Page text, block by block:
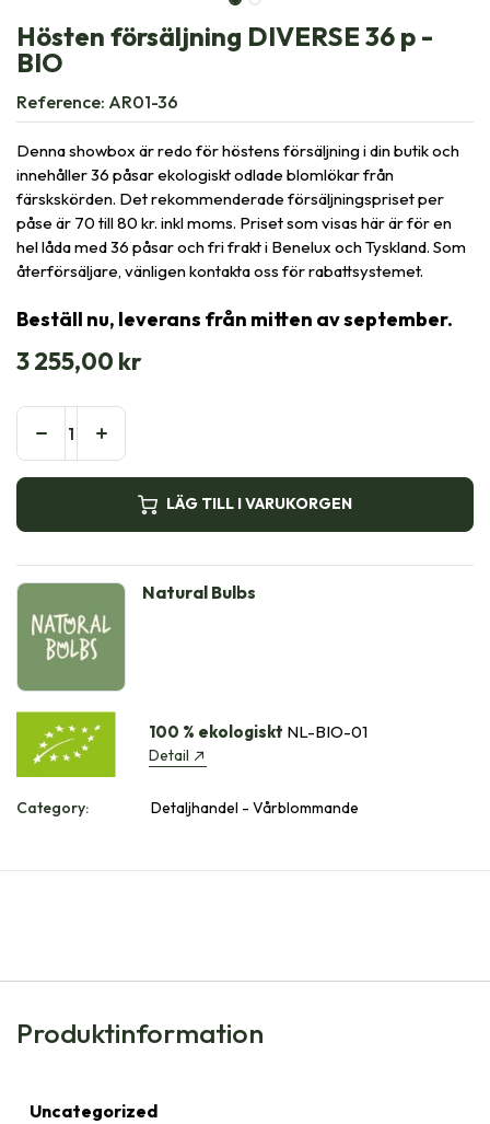
Hösten försäljning DIVERSE 36 p -
BIO
Reference: AR01-36
Denna showbox är redo för höstens försäljning i din butik och
innehåller 36 påsar ekologiskt odlade blomlökar från
färskskörden. Det rekommenderade försäljningspriset per
påse är 70 till 80 kr. inkl moms. Priset som visas här är för en
hel låda med 36 påsar och fri frakt i Benelux och Tyskland. Som
återförsäljare, vänligen kontakta oss för rabattsystemet.
Beställ nu, leverans från mitten av september.
3 255,00 kr
LÄG TILL I VARUKORGEN
Natural Bulbs
100 % ekologiskt NL-BIO-01
Detail
Category: Detaljhandel - Vårblommande
Produktinformation
Uncategorized